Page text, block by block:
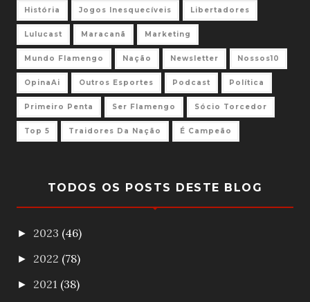
História Jogos Inesquecíveis Libertadores
Lulucast Maracanã Marketing
Mundo Flamengo Nação Newsletter Nossos10
OpinaAi Outros Esportes Podcast Política
Primeiro Penta Ser Flamengo Sócio Torcedor
Top 5 Traidores Da Nação É Campeão
TODOS OS POSTS DESTE BLOG
► 2023 (46)
► 2022 (78)
► 2021 (38)